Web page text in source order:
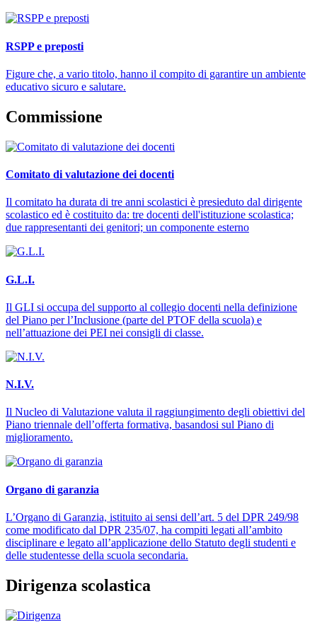
RSPP e preposti
Figure che, a vario titolo, hanno il compito di garantire un ambiente
educativo sicuro e salutare.
Commissione
Comitato di valutazione dei docenti
Il comitato ha durata di tre anni scolastici è presieduto dal dirigente
scolastico ed è costituito da: tre docenti dell'istituzione scolastica;
due rappresentanti dei genitori; un componente esterno
G.L.I.
Il GLI si occupa del supporto al collegio docenti nella definizione
del Piano per l’Inclusione (parte del PTOF della scuola) e
nell’attuazione dei PEI nei consigli di classe.
N.I.V.
Il Nucleo di Valutazione valuta il raggiungimento degli obiettivi del
Piano triennale dell’offerta formativa, basandosi sul Piano di
miglioramento.
Organo di garanzia
L’Organo di Garanzia, istituito ai sensi dell’art. 5 del DPR 249/98
come modificato dal DPR 235/07, ha compiti legati all’ambito
disciplinare e legato all’applicazione dello Statuto degli studenti e
delle studentesse della scuola secondaria.
Dirigenza scolastica